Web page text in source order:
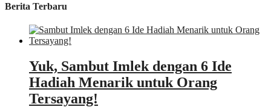
Berita Terbaru
Yuk, Sambut Imlek dengan 6 Ide
Hadiah Menarik untuk Orang
Tersayang!